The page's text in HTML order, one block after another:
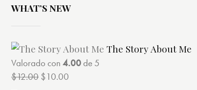
WHAT’S NEW
The Story About Me
Valorado con 4.00 de 5
$12.00 El
$10.00